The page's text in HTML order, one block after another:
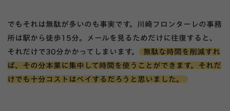
でもそれは無駄が多いのも事実です。川崎フロンターレの事務
所は駅から徒歩15分。メールを見るためだけに往復すると、
それだけで30分かかってしまいます。
無駄な時間を削減すれ
ば、その分本業に集中して時間を使うことができます。それだ
けでも十分コストはペイするだろうと思いました。